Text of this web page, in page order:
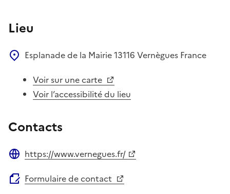
Lieu
Esplanade de la Mairie13116 Vernègues France
Voir sur une carte
Voir l’accessibilité du lieu
Contacts
https://www.vernegues.fr/
Formulaire de contact